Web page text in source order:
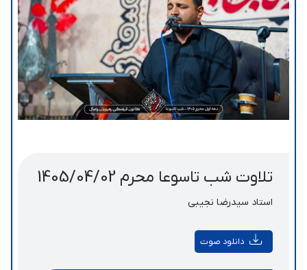
تلاوت شب تاسوعا محرم 1405/04/02
استاد سیدرضا نجیبی
دانلود صوت